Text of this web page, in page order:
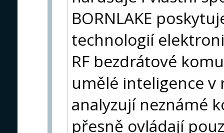
BORNLAKE
technologií
RF bezdrátové
umělé inteligence v
analyzují neznámé
přesně ovládají